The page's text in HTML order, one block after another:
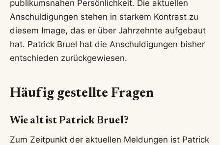
publikumsnahen Persönlichkeit. Die aktuellen
Anschuldigungen stehen in starkem Kontrast zu
diesem Image, das er über Jahrzehnte aufgebaut
hat. Patrick Bruel hat die Anschuldigungen bisher
entschieden zurückgewiesen.
Häufig gestellte Fragen
Wie alt ist Patrick Bruel?
Zum Zeitpunkt der aktuellen Meldungen ist Patrick